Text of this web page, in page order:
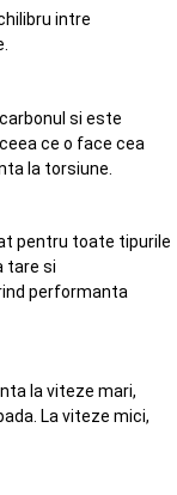
intre
si este
ce o face cea
la torsiune.
pentru toate tipurile
tare si
performanta
la viteze mari,
La viteze mici,